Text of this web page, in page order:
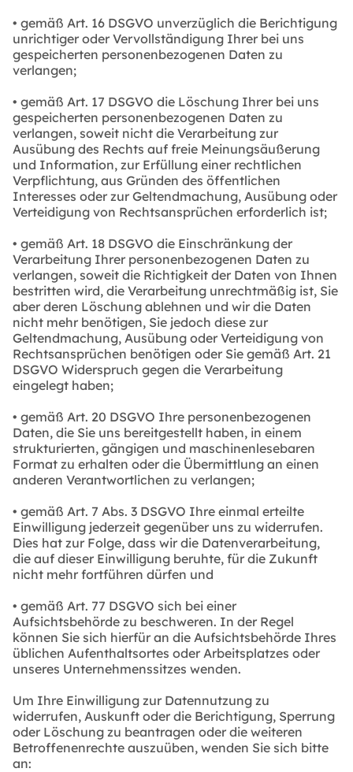
• gemäß Art. 16 DSGVO unverzüglich die Berichtigung
unrichtiger oder Vervollständigung Ihrer bei uns
gespeicherten personenbezogenen Daten zu
verlangen;
• gemäß Art. 17 DSGVO die Löschung Ihrer bei uns
gespeicherten personenbezogenen Daten zu
verlangen, soweit nicht die Verarbeitung zur
Ausübung des Rechts auf freie Meinungsäußerung
und Information, zur Erfüllung einer rechtlichen
Verpflichtung, aus Gründen des öffentlichen
Interesses oder zur Geltendmachung, Ausübung oder
Verteidigung von Rechtsansprüchen erforderlich ist;
• gemäß Art. 18 DSGVO die Einschränkung der
Verarbeitung Ihrer personenbezogenen Daten zu
verlangen, soweit die Richtigkeit der Daten von Ihnen
bestritten wird, die Verarbeitung unrechtmäßig ist, Sie
aber deren Löschung ablehnen und wir die Daten
nicht mehr benötigen, Sie jedoch diese zur
Geltendmachung, Ausübung oder Verteidigung von
Rechtsansprüchen benötigen oder Sie gemäß Art. 21
DSGVO Widerspruch gegen die Verarbeitung
eingelegt haben;
• gemäß Art. 20 DSGVO Ihre personenbezogenen
Daten, die Sie uns bereitgestellt haben, in einem
strukturierten, gängigen und maschinenlesebaren
Format zu erhalten oder die Übermittlung an einen
anderen Verantwortlichen zu verlangen;
• gemäß Art. 7 Abs. 3 DSGVO Ihre einmal erteilte
Einwilligung jederzeit gegenüber uns zu widerrufen.
Dies hat zur Folge, dass wir die Datenverarbeitung,
die auf dieser Einwilligung beruhte, für die Zukunft
nicht mehr fortführen dürfen und
• gemäß Art. 77 DSGVO sich bei einer
Aufsichtsbehörde zu beschweren. In der Regel
können Sie sich hierfür an die Aufsichtsbehörde Ihres
üblichen Aufenthaltsortes oder Arbeitsplatzes oder
unseres Unternehmenssitzes wenden.
Um Ihre Einwilligung zur Datennutzung zu
widerrufen, Auskunft oder die Berichtigung, Sperrung
oder Löschung zu beantragen oder die weiteren
Betroffenenrechte auszuüben, wenden Sie sich bitte
an: